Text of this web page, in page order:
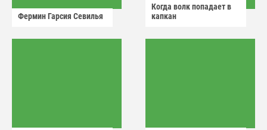
Фермин Гарсия Севилья
Когда волк попадает в
капкан